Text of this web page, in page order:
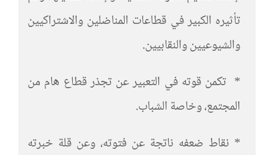
تأثيره الكبير في قطاعات المناضلين والاشتراكيين
والشيوعيين والنقابيين.
* تكمن قوته في التعبير عن تجذر قطاع هام من
المجتمع، وخاصة الشباب.
* نقاط ضعفه ناتجة عن فتوته، وعن قلة خبرته